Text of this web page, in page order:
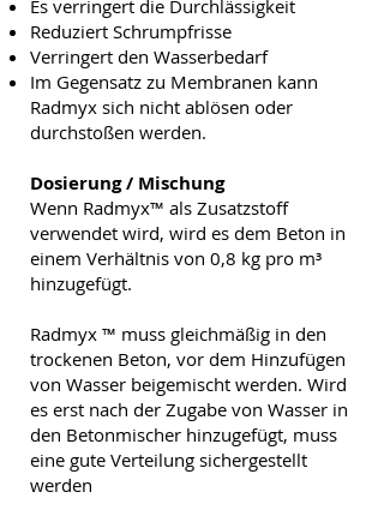
Es verringert die Durchlässigkeit
Reduziert Schrumpfrisse
Verringert den Wasserbedarf
Im Gegensatz zu Membranen kann
Radmyx sich nicht ablösen oder
durchstoßen werden.
Dosierung / Mischung
Wenn Radmyx™ als Zusatzstoff
verwendet wird, wird es dem Beton in
einem Verhältnis von 0,8 kg pro m³
hinzugefügt.
Radmyx ™ muss gleichmäßig in den
trockenen Beton, vor dem Hinzufügen
von Wasser beigemischt werden. Wird
es erst nach der Zugabe von Wasser in
den Betonmischer hinzugefügt, muss
eine gute Verteilung sichergestellt
werden